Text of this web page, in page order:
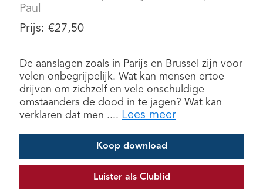
Paul
Prijs: €27,50
De aanslagen zoals in Parijs en Brussel zijn voor
velen onbegrijpelijk. Wat kan mensen ertoe
drijven om zichzelf en vele onschuldige
omstaanders de dood in te jagen? Wat kan
verklaren dat men .... Lees meer
Koop download
Luister als Clublid